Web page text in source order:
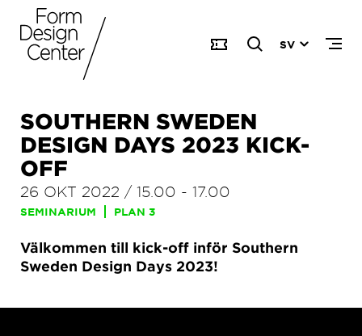
SV
SOUTHERN SWEDEN
DESIGN DAYS 2023 KICK-
OFF
26 OKT 2022 / 15.00 - 17.00
SEMINARIUM PLAN 3
Välkommen till kick-off inför Southern
Sweden Design Days 2023!